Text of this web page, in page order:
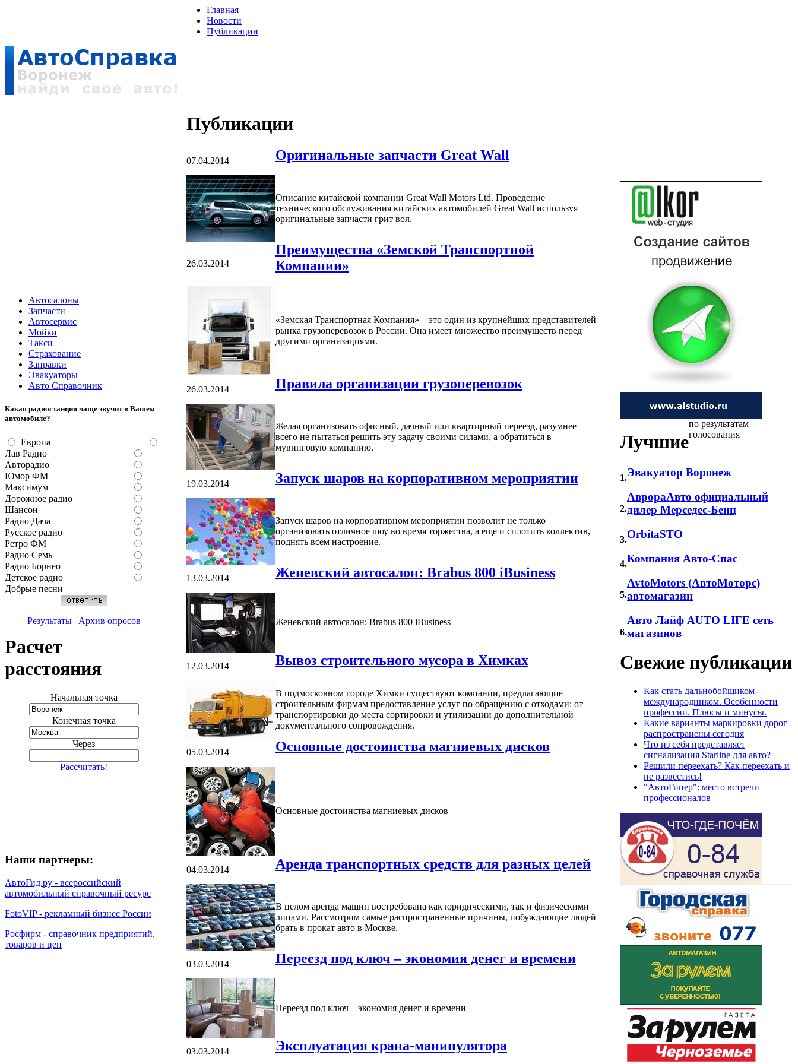
Главная
Новости
Публикации
Автосалоны
Запчасти
Автосервис
Мойки
Такси
Страхование
Заправки
Эвакуаторы
Авто Справочник
Какая радиостанция чаще звучит в Вашем
автомобиле?
Европа+
Лав Радио
Авторадио
Юмор ФМ
Максимум
Дорожное радио
Шансон
Радио Дача
Русское радио
Ретро ФМ
Радио Семь
Радио Борнео
Детское радио
Добрые песни
Результаты| Архив опросов
Расчет
расстояния
Начальная точка
Конечная точка
Через
Рассчитать!
Наши партнеры:
АвтоГид.ру - всероссийский
автомобильный справочный ресурс
FotoVIP - рекламный бизнес России
Росфирм - справочник предприятий,
товаров и цен
Публикации
07.04.2014 Оригинальные запчасти Great Wall
Описание китайской компании Great Wall Motors Ltd. Проведение
технического обслуживания китайских автомобилей Great Wall используя
оригинальные запчасти грит вол.
26.03.2014
Преимущества «Земской Транспортной
Компании»
«Земская Транспортная Компания» – это один из крупнейших представителей
рынка грузоперевозок в России. Она имеет множество преимуществ перед
другими организациями.
26.03.2014 Правила организации грузоперевозок
Желая организовать офисный, дачный или квартирный переезд, разумнее
всего не пытаться решить эту задачу своими силами, а обратиться в
мувинговую компанию.
19.03.2014 Запуск шаров на корпоративном мероприятии
Запуск шаров на корпоративном мероприятии позволит не только
организовать отличное шоу во время торжества, а еще и сплотить коллектив,
поднять всем настроение.
13.03.2014 Женевский автосалон: Brabus 800 iBusiness
Женевский автосалон: Brabus 800 iBusiness
12.03.2014 Вывоз строительного мусора в Химках
В подмосковном городе Химки существуют компании, предлагающие
строительным фирмам предоставление услуг по обращению с отходами: от
транспортировки до места сортировки и утилизации до дополнительной
документального сопровождения.
05.03.2014 Основные достоинства магниевых дисков
Основные достоинства магниевых дисков
04.03.2014 Аренда транспортных средств для разных целей
В целом аренда машин востребована как юридическими, так и физическими
лицами. Рассмотрим самые распространенные причины, побуждающие людей
брать в прокат авто в Москве.
03.03.2014 Переезд под ключ – экономия денег и времени
Переезд под ключ – экономия денег и времени
03.03.2014 Эксплуатация крана-манипулятора
Лучшие
по результатам
голосования
1.Эвакуатор Воронеж
2.
АврораАвто официальный
дилер Мерседес-Бенц
3.OrbitaSTO
4.Компания Авто-Спас
5.
AvtoMotors (АвтоМоторс)
автомагазин
6.
Авто Лайф AUTO LIFE сеть
магазинов
Свежие публикации
Как стать дальнобойщиком-
международником. Особенности
профессии. Плюсы и минусы.
Какие варианты маркировки дорог
распространены сегодня
Что из себя представляет
сигнализация Starline для авто?
Решили переехать? Как переехать и
не развестись!
"АвтоГипер": место встречи
профессионалов